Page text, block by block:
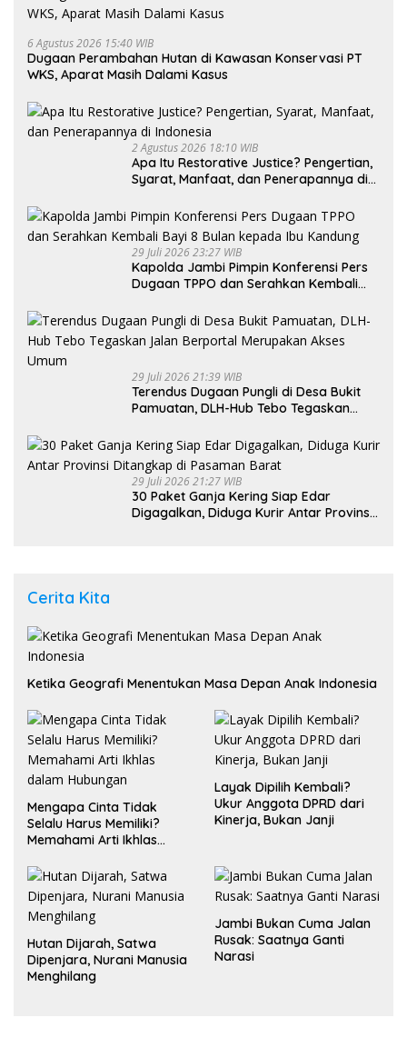
6 Agustus 2026 15:40 WIB
Dugaan Perambahan Hutan di Kawasan Konservasi PT
WKS, Aparat Masih Dalami Kasus
2 Agustus 2026 18:10 WIB
Apa Itu Restorative Justice? Pengertian,
Syarat, Manfaat, dan Penerapannya di
29 Juli 2026 23:27 WIB
Kapolda Jambi Pimpin Konferensi Pers
Dugaan TPPO dan Serahkan Kembali
29 Juli 2026 21:39 WIB
Terendus Dugaan Pungli di Desa Bukit
Pamuatan, DLH-Hub Tebo Tegaskan
Umum
29 Juli 2026 21:27 WIB
30 Paket Ganja Kering Siap Edar
Digagalkan, Diduga Kurir Antar Provinsi
Cerita Kita
Ketika Geografi Menentukan Masa Depan Anak Indonesia
Mengapa Cinta Tidak
Selalu Harus Memiliki?
Memahami Arti Ikhlas
Layak Dipilih Kembali?
Ukur Anggota DPRD dari
Kinerja, Bukan Janji
Hutan Dijarah, Satwa
Dipenjara, Nurani Manusia
Menghilang
Jambi Bukan Cuma Jalan
Rusak: Saatnya Ganti
Narasi